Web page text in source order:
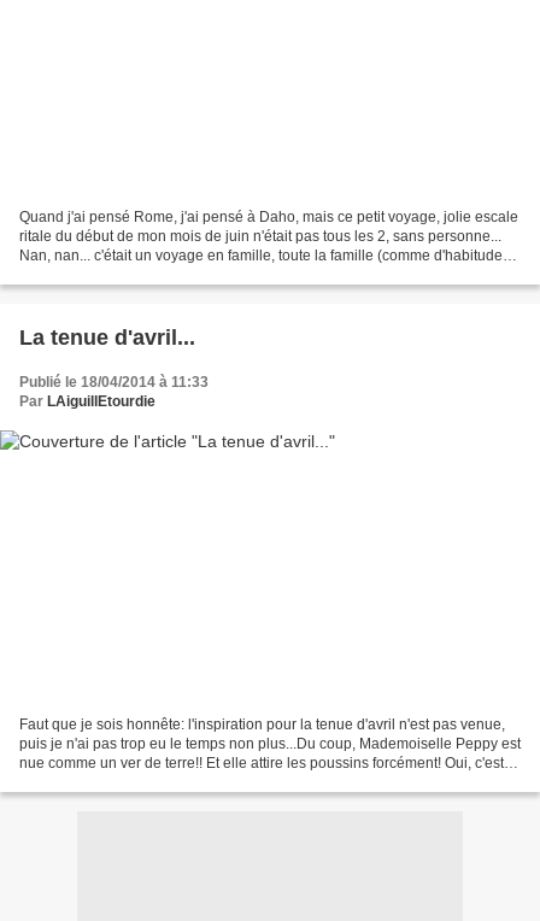
Quand j'ai pensé Rome, j'ai pensé à Daho, mais ce petit voyage, jolie escale
ritale du début de mon mois de juin n'était pas tous les 2, sans personne...
Nan, nan... c'était un voyage en famille, toute la famille (comme d'habitude
La tenue d'avril...
Publié le 18/04/2014 à 11:33
Par LAiguillEtourdie
Faut que je sois honnête: l'inspiration pour la tenue d'avril n'est pas venue,
puis je n'ai pas trop eu le temps non plus...Du coup, Mademoiselle Peppy est
nue comme un ver de terre!! Et elle attire les poussins forcément! Oui, c'est